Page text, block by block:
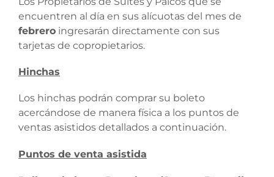
encuentren al día en sus alícuotas del mes de
febrero ingresarán directamente con sus
tarjetas de copropietarios.
Hinchas
Los hinchas podrán comprar su boleto
acercándose de manera física a los puntos de
ventas asistidos detallados a continuación.
Puntos de venta asistida